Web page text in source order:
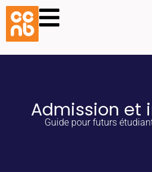
Admission et
Guide pour futurs